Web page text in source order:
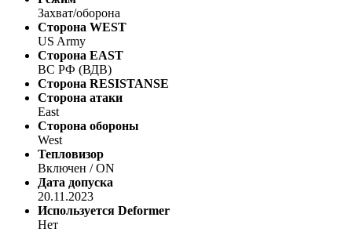
Захват/оборона
Сторона WEST
US Army
Сторона EAST
ВС РФ (ВДВ)
Сторона RESISTANSE
Сторона атаки
East
Сторона обороны
West
Тепловизор
Включен / ON
Дата допуска
20.11.2023
Используется Deformer
Нет